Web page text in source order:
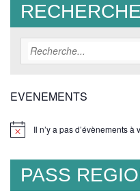
EVENEMENTS
Notice Il n’y a pas d’évènements à
PASS